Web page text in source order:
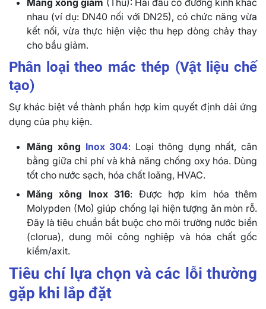
nhau (ví dụ: DN40 nối với DN25), có chức năng vừa
kết nối, vừa thực hiện việc thu hẹp dòng chảy thay
cho bầu giảm.
Phân loại theo mác thép (Vật liệu chế
tạo)
Sự khác biệt về thành phần hợp kim quyết định dải ứng
dụng của phụ kiện.
Măng xông Inox 304: Loại thông dụng nhất, cân
bằng giữa chi phí và khả năng chống oxy hóa. Dùng
tốt cho nước sạch, hóa chất loãng, HVAC.
Măng xông Inox 316: Được hợp kim hóa thêm
Molypden (Mo) giúp chống lại hiện tượng ăn mòn rỗ.
Đây là tiêu chuẩn bắt buộc cho môi trường nước biển
(clorua), dung môi công nghiệp và hóa chất gốc
kiềm/axit.
Tiêu chí lựa chọn và các lỗi thường
gặp khi lắp đặt